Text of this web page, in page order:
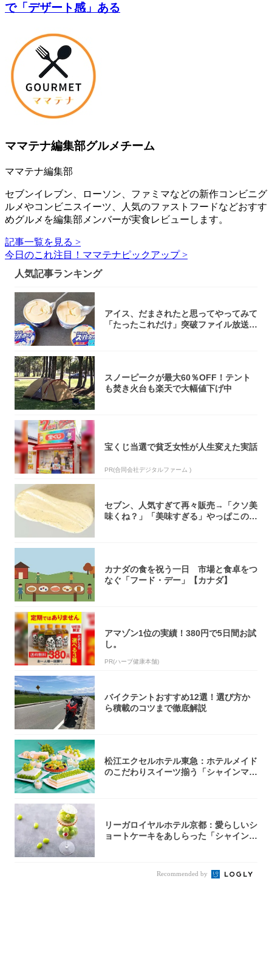
で「デザート感」ある
ママテナ編集部グルメチーム
ママテナ編集部
セブンイレブン、ローソン、ファミマなどの新作コンビニグ
ルメやコンビニスイーツ、人気のファストフードなどおすす
めグルメを編集部メンバーが実食レビューします。
記事一覧を見る >
今日のこれ注目！ママテナピックアップ >
人気記事ランキング
アイス、だまされたと思ってやってみて
「たったこれだけ」突破ファイル放送で
スノーピークが最大60％OFF！テント
も焚き火台も楽天で大幅値下げ中
宝くじ当選で貧乏女性が人生変えた実話
PR(合同会社デジタルファーム )
セブン、人気すぎて再々販売→「クソ美
味くね？」「美味すぎる」やっぱこのク
カナダの食を祝う一日 市場と食卓をつ
なぐ「フード・デー」【カナダ】
アマゾン1位の実績！380円で5日間お試
し。
PR(ハーブ健康本舗)
バイクテントおすすめ12選！選び方か
ら積載のコツまで徹底解説
松江エクセルホテル東急：ホテルメイド
のこだわりスイーツ揃う「シャインマス
リーガロイヤルホテル京都：愛らしいシ
ョートケーキをあしらった「シャインマ
Recommended by